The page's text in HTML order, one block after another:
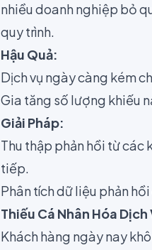
nhiều doanh nghiệp bỏ
quy trình.
Hậu Quả:
Dịch vụ ngày càng kém
Gia tăng số lượng khiếu
Giải Pháp:
Thu thập phản hồi từ các
tiếp.
Phân tích dữ liệu phản
Thiếu Cá Nhân Hóa Dịch
Khách hàng ngày nay